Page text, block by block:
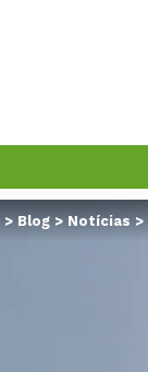
> Blog > Notícias >